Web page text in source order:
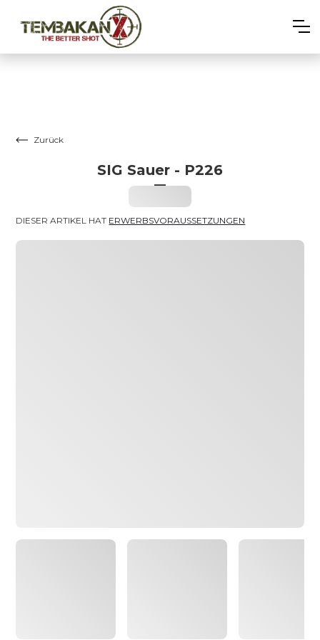
Zurück
SIG Sauer - P226
–
DIESER ARTIKEL HAT ERWERBSVORAUSSETZUNGEN